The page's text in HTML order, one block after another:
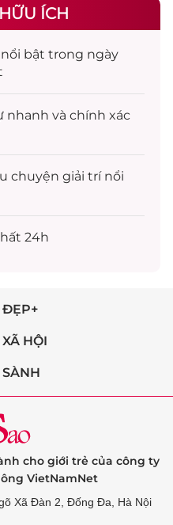
ÍCH
nổi bật trong ngày
nhanh và chính xác
chuyện giải trínổi
24h
ĐẸP+
XÃ HỘI
SÀNH
cho giới trẻ của công ty
VietNamNet
Xã Đàn 2, Đống Đa, Hà Nội